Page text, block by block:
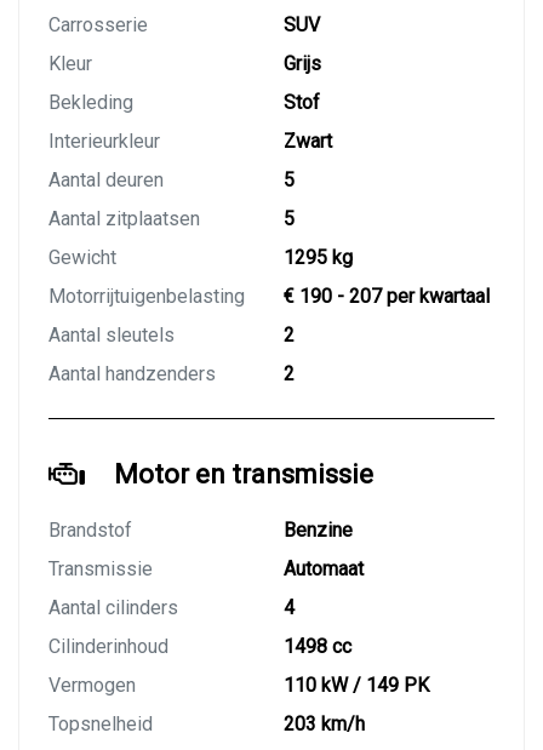
Carrosserie
SUV
Kleur
Grijs
Bekleding
Stof
Interieurkleur
Zwart
Aantal deuren
5
Aantal zitplaatsen
5
Gewicht
1295 kg
Motorrijtuigenbelasting
€ 190 - 207 per kwartaal
Aantal sleutels
2
Aantal handzenders
2
Motor en transmissie
Brandstof
Benzine
Transmissie
Automaat
Aantal cilinders
4
Cilinderinhoud
1498 cc
Vermogen
110 kW / 149 PK
Topsnelheid
203 km/h